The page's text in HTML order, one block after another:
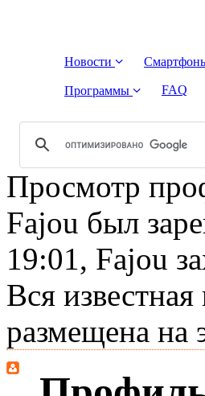
Новости
Программы FAQ
Просмотр
Fajou был
19:01, Fajou
Вся
размещена на